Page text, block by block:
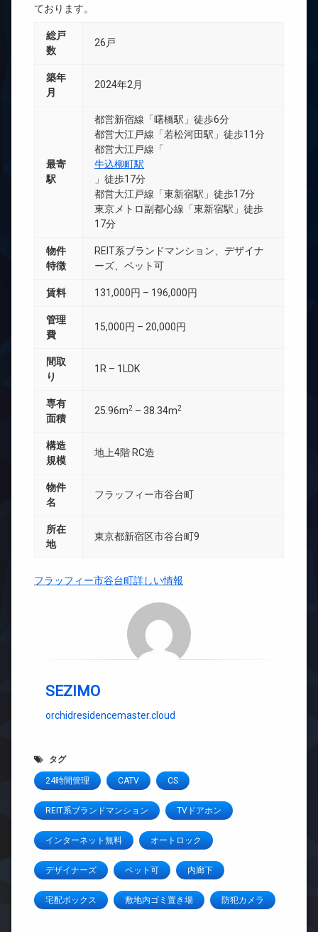
ております。
総戸
数
26戸
築年
月
2024年2月
最寄
駅
都営新宿線「曙橋駅」徒歩6分
都営大江戸線「若松河田駅」徒歩11分
都営大江戸線「
牛込柳町駅
」徒歩17分
都営大江戸線「東新宿駅」徒歩17分
東京メトロ副都心線「東新宿駅」徒歩
17分
物件
特徴
REIT系ブランドマンション、デザイナ
ーズ、ペット可
賃料 131,000円 – 196,000円
管理
費
15,000円 – 20,000円
間取
り
1R – 1LDK
専有
面積
25.96m2 – 38.34m2
構造
規模
地上4階 RC造
物件
名
フラッフィー市谷台町
所在
地
東京都新宿区市谷台町9
フラッフィー市谷台町詳しい情報
SEZIMO
orchidresidencemaster.cloud
タグ
24時間管理 CATV CS
REIT系ブランドマンション TVドアホン
インターネット無料 オートロック
デザイナーズ ペット可 内廊下
宅配ボックス 敷地内ゴミ置き場 防犯カメラ